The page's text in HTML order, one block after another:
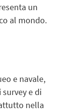
un
al mondo.
e navale,
e di
nella